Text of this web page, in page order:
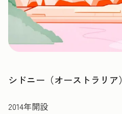
シドニー（オーストラリア）
2014年開設